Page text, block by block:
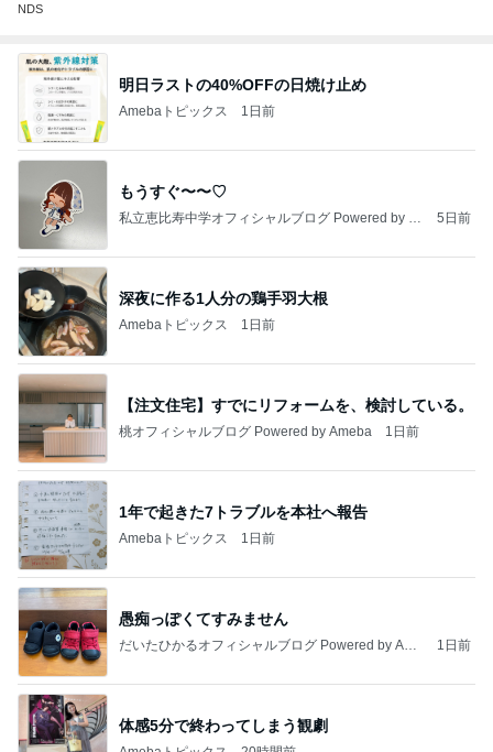
NDS
明日ラストの40%OFFの日焼け止め
Amebaトピックス 1日前
もうすぐ〜〜♡
私立恵比寿中学オフィシャルブログ Powered by A
5日前
深夜に作る1人分の鶏手羽大根
Amebaトピックス 1日前
【注文住宅】すでにリフォームを、検討している。
桃オフィシャルブログ Powered by Ameba 1日前
1年で起きた7トラブルを本社へ報告
Amebaトピックス 1日前
愚痴っぽくてすみません
だいたひかるオフィシャルブログ Powered by Ame
1日前
体感5分で終わってしまう観劇